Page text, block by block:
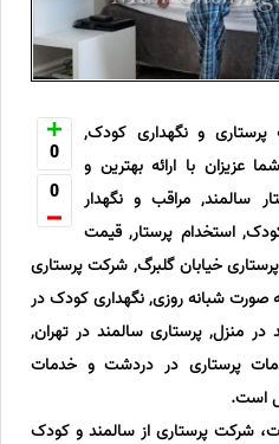
0
0
پرستاری و نگهداری کودک,
عزیزان با ارائه بهترین و
سالمند, مراقب و نگهدار
استخدام پرستار, قیمت
پرستاری خیابان گلبرگ, شرکت پرستاری
صورت شبانه روزی, نگهداری کودک در
در منزل, پرستاری سالمند در تهران,
پرستاری در دردشت و خدمات
است.
شرکت پرستاری از سالمند و کودک